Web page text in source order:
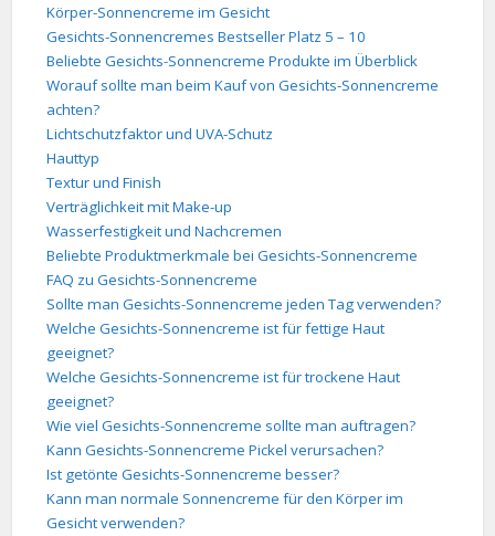
Körper-Sonnencreme im Gesicht
Gesichts-Sonnencremes Bestseller Platz 5 – 10
Beliebte Gesichts-Sonnencreme Produkte im Überblick
Worauf sollte man beim Kauf von Gesichts-Sonnencreme
achten?
Lichtschutzfaktor und UVA-Schutz
Hauttyp
Textur und Finish
Verträglichkeit mit Make-up
Wasserfestigkeit und Nachcremen
Beliebte Produktmerkmale bei Gesichts-Sonnencreme
FAQ zu Gesichts-Sonnencreme
Sollte man Gesichts-Sonnencreme jeden Tag verwenden?
Welche Gesichts-Sonnencreme ist für fettige Haut
geeignet?
Welche Gesichts-Sonnencreme ist für trockene Haut
geeignet?
Wie viel Gesichts-Sonnencreme sollte man auftragen?
Kann Gesichts-Sonnencreme Pickel verursachen?
Ist getönte Gesichts-Sonnencreme besser?
Kann man normale Sonnencreme für den Körper im
Gesicht verwenden?